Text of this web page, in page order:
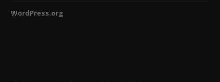
WordPress.org